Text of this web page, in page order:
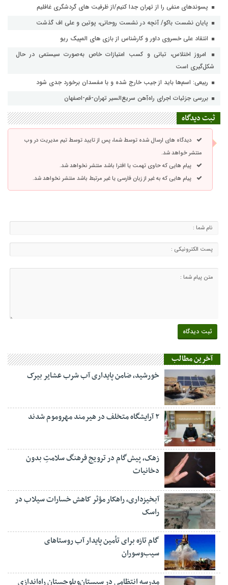
پسوندهای منفی را از تهران جدا کنیم/از ظرفیت های گردشگری غافلیم
پایان نشست باکو/ آنچه در نشست روحانی، پوتین و علی اف گذشت
انتقاد علی خسروی داور و کارشناس از بازی های المپیک ریو
امروز اختلاس، تبانی و کسب امتیازات خاص به‌صورت سیستمی در حال
شکل‌گیری است
ربیعی: اسم‌ها باید از جیب خارج شده و با مفسدان برخورد جدی شود
بررسی جزئیات اجرای راه‌آهن سریع‌السیر تهران-قم-اصفهان
ثبت دیدگاه
دیدگاه های ارسال شده توسط شما، پس از تایید توسط تیم مدیریت در وب
منتشر خواهد شد.
پیام هایی که حاوی تهمت یا افترا باشد منتشر نخواهد شد.
پیام هایی که به غیر از زبان فارسی یا غیر مرتبط باشد منتشر نخواهد شد.
آخرین مطالب
خورشید، ضامن پایداری آب شرب عشایر بیرک
۲ آرایشگاه متخلف در هیرمند مهروموم شدند
زهک، پیش‌گام در ترویج فرهنگ سلامتِ بدون
دخانیات
آبخیزداری، راهکار مؤثر کاهش خسارات سیلاب در
راسک
گام تازه برای تأمین پایدار آب روستاهای
سیب‌وسوران
مدرسه انتظامی در سیستان‌وبلوچستان راه‌اندازی